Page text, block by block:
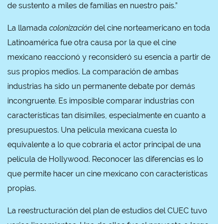
de sustento a miles de familias en nuestro país.”
La llamada colonización del cine norteamericano en toda
Latinoamérica fue otra causa por la que el cine
mexicano reaccionó y reconsideró su esencia a partir de
sus propios medios. La comparación de ambas
industrias ha sido un permanente debate por demás
incongruente. Es imposible comparar industrias con
características tan disímiles, especialmente en cuanto a
presupuestos. Una película mexicana cuesta lo
equivalente a lo que cobraría el actor principal de una
película de Hollywood. Reconocer las diferencias es lo
que permite hacer un cine mexicano con características
propias.
La reestructuración del plan de estudios del CUEC tuvo